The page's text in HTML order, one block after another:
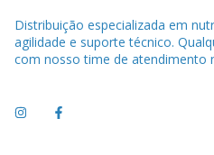
Distribuição especializada em
agilidade e suporte técnico.
com nosso time de atendimento